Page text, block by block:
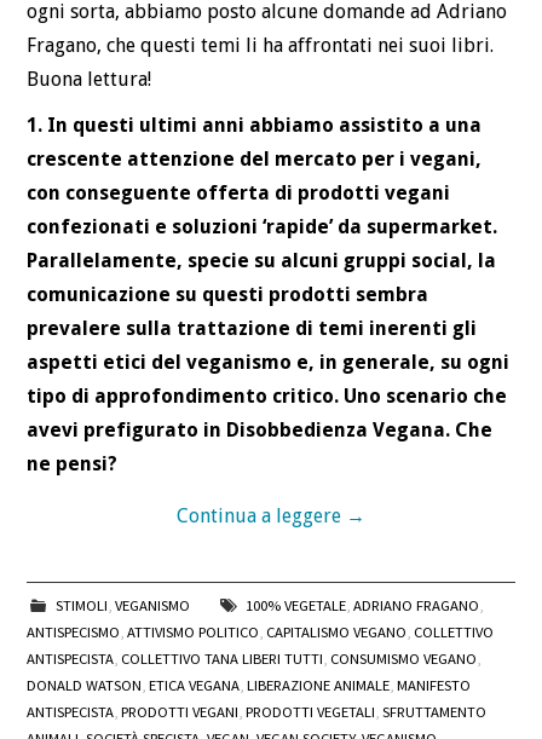
ogni sorta, abbiamo posto alcune domande ad Adriano
Fragano, che questi temi li ha affrontati nei suoi libri.
Buona lettura!
1. In questi ultimi anni abbiamo assistito a una
crescente attenzione del mercato per i vegani,
con conseguente offerta di prodotti vegani
confezionati e soluzioni ‘rapide’ da supermarket.
Parallelamente, specie su alcuni gruppi social, la
comunicazione su questi prodotti sembra
prevalere sulla trattazione di temi inerenti gli
aspetti etici del veganismo e, in generale, su ogni
tipo di approfondimento critico. Uno scenario che
avevi prefigurato in Disobbedienza Vegana. Che
ne pensi?
Continua a leggere →
STIMOLI VEGANISMO 100% VEGETALE, ADRIANO FRAGANO
ANTISPECISMO ,ATTIVISMO POLITICO CAPITALISMO VEGANO COLLETTIVO
ANTISPECISTA COLLETTIVO TANA LIBERI TUTTI CONSUMISMO VEGANO
DONALD WATSON ,ETICA VEGANA ,LIBERAZIONE ANIMALE ,MANIFESTO
ANTISPECISTA ,PRODOTTI VEGANI ,PRODOTTI VEGETALI ,SFRUTTAMENTO